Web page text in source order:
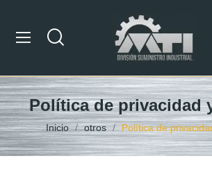
Política de privacidad
Inicio otros Política de